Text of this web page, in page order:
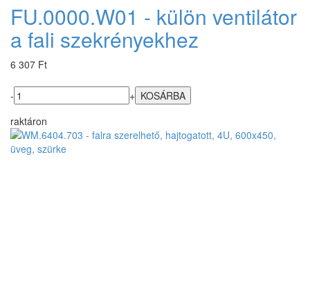
FU.0000.W01 - külön ventilátor
a fali szekrényekhez
6 307 Ft
-
+
raktáron